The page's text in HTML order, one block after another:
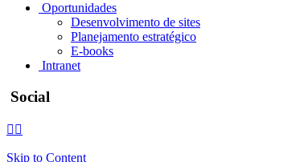
Oportunidades
Desenvolvimento de sites
Planejamento estratégico
E-books
Intranet
Social
 
Skip to Content